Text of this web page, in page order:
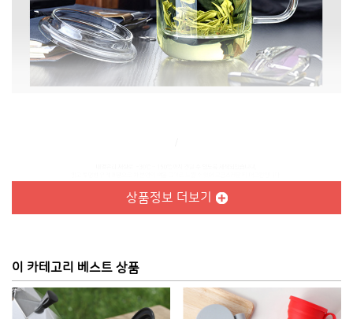
상품정보 더보기
이 카테고리 베스트 상품